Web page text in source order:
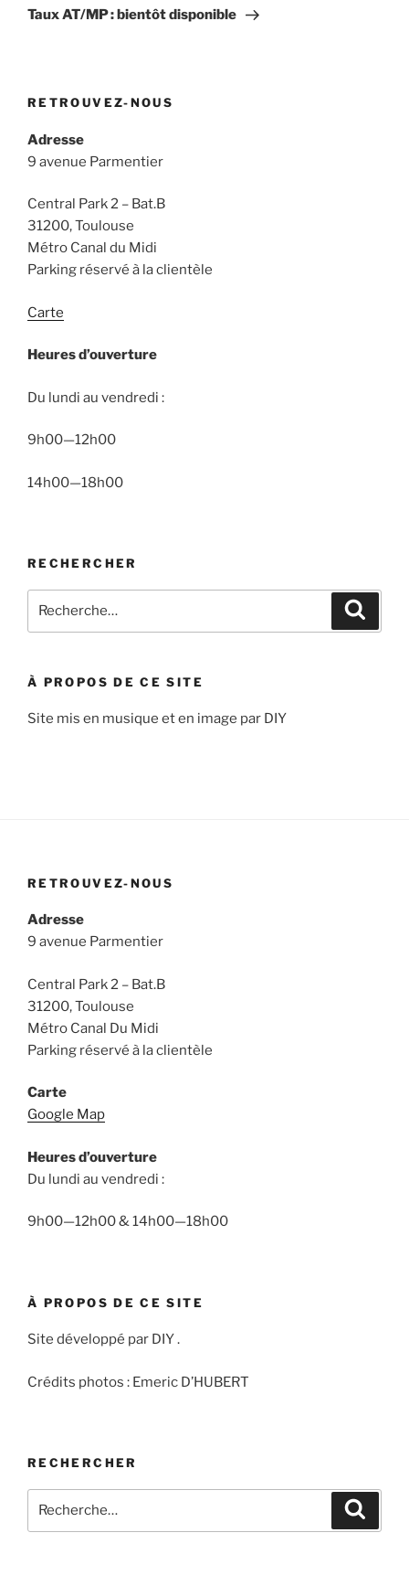
suivant
Taux AT/MP : bientôt disponible
RETROUVEZ-NOUS
Adresse
9 avenue Parmentier
Central Park 2 – Bat.B
31200, Toulouse
Métro Canal du Midi
Parking réservé à la clientèle
Carte
Heures d’ouverture
Du lundi au vendredi :
9h00—12h00
14h00—18h00
RECHERCHER
pour
À PROPOS DE CE SITE
Site mis en musique et en image par DIY
RETROUVEZ-NOUS
Adresse
9 avenue Parmentier
Central Park 2 – Bat.B
31200, Toulouse
Métro Canal Du Midi
Parking réservé à la clientèle
Carte
Google Map
Heures d’ouverture
Du lundi au vendredi :
9h00—12h00 & 14h00—18h00
À PROPOS DE CE SITE
Site développé par DIY .
Crédits photos : Emeric D’HUBERT
RECHERCHER
pour